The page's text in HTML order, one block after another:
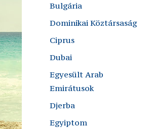
Bulgária
Dominikai Köztársaság
Ciprus
Dubai
Egyesült Arab
Emirátusok
Djerba
Egyiptom